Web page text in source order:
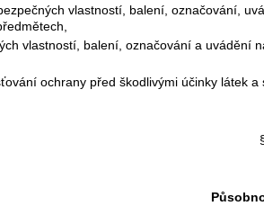
vlastností, balení, označování,
vlastností, balení, označování a uvádění
ochrany před škodlivými účinky látek a